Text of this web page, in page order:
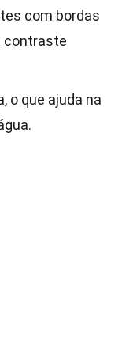
com bordas
contraste
o que ajuda na